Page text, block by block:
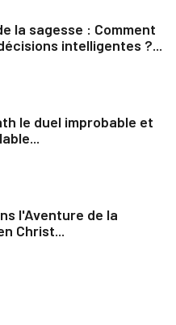
la sagesse : Comment
intelligentes ?...
le duel improbable et
l'Aventure de la
Christ...